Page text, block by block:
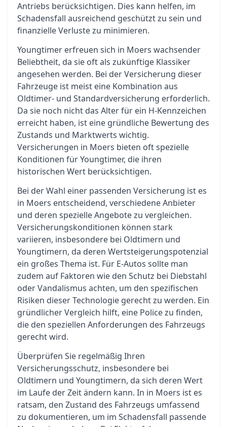
Antriebs berücksichtigen. Dies kann helfen, im
Schadensfall ausreichend geschützt zu sein und
finanzielle Verluste zu minimieren.
Youngtimer erfreuen sich in Moers wachsender
Beliebtheit, da sie oft als zukünftige Klassiker
angesehen werden. Bei der Versicherung dieser
Fahrzeuge ist meist eine Kombination aus
Oldtimer- und Standardversicherung erforderlich.
Da sie noch nicht das Alter für ein H-Kennzeichen
erreicht haben, ist eine gründliche Bewertung des
Zustands und Marktwerts wichtig.
Versicherungen in Moers bieten oft spezielle
Konditionen für Youngtimer, die ihren
historischen Wert berücksichtigen.
Bei der Wahl einer passenden Versicherung ist es
in Moers entscheidend, verschiedene Anbieter
und deren spezielle Angebote zu vergleichen.
Versicherungskonditionen können stark
variieren, insbesondere bei Oldtimern und
Youngtimern, da deren Wertsteigerungspotenzial
ein großes Thema ist. Für E-Autos sollte man
zudem auf Faktoren wie den Schutz bei Diebstahl
oder Vandalismus achten, um den spezifischen
Risiken dieser Technologie gerecht zu werden. Ein
gründlicher Vergleich hilft, eine Police zu finden,
die den speziellen Anforderungen des Fahrzeugs
gerecht wird.
Überprüfen Sie regelmäßig Ihren
Versicherungsschutz, insbesondere bei
Oldtimern und Youngtimern, da sich deren Wert
im Laufe der Zeit ändern kann. In in Moers ist es
ratsam, den Zustand des Fahrzeugs umfassend
zu dokumentieren, um im Schadensfall passende